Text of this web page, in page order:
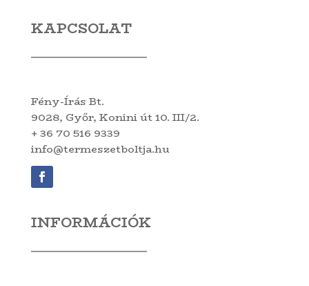
KAPCSOLAT
Fény-Írás Bt.
9028, Győr, Konini út 10. III/2.
+ 36 70 516 9339
info@termeszetboltja.hu
INFORMÁCIÓK